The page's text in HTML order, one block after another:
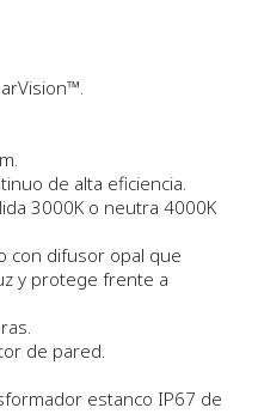
de alta eficiencia.
3000K o neutra 4000K
con difusor opal que
y protege frente a
de pared.
estanco IP67 de